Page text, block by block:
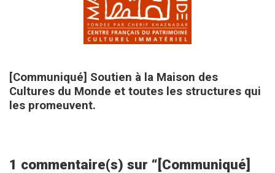
[Communiqué] Soutien à la Maison des
Cultures du Monde et toutes les structures qui
les promeuvent.
1 commentaire(s) sur “[Communiqué]